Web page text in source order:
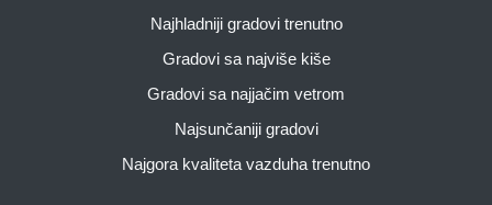
Najhladniji gradovi trenutno
Gradovi sa najviše kiše
Gradovi sa najjačim vetrom
Najsunčaniji gradovi
Najgora kvaliteta vazduha trenutno